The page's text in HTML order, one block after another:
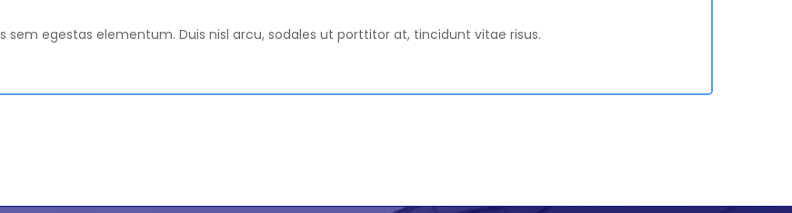
sem egestas elementum. Duis nisl arcu, sodales ut porttitor at, tincidunt vitae risus.